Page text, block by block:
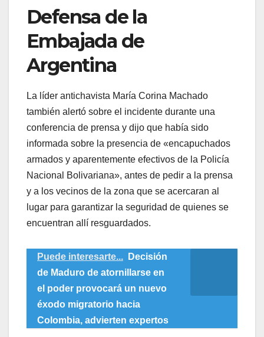
Defensa de la
Embajada de
Argentina
La líder antichavista María Corina Machado
también alertó sobre el incidente durante una
conferencia de prensa y dijo que había sido
informada sobre la presencia de «encapuchados
armados y aparentemente efectivos de la Policía
Nacional Bolivariana», antes de pedir a la prensa
y a los vecinos de la zona que se acercaran al
lugar para garantizar la seguridad de quienes se
encuentran allí resguardados.
Puede interesarte...
Decisión
de Maduro de atornillarse en
el poder provocará un nuevo
éxodo migratorio hacia
Colombia, advierten expertos